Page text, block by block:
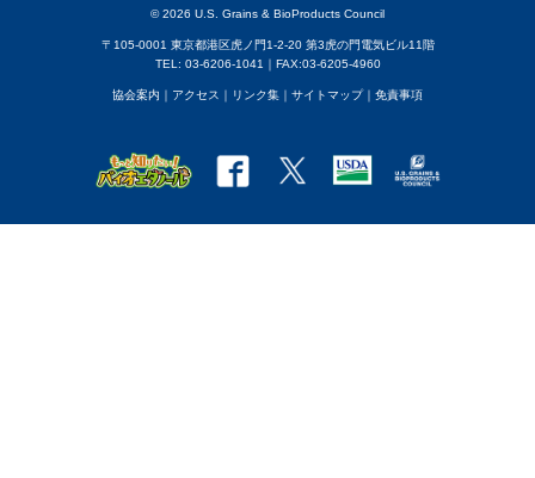
© 2026 U.S. Grains & BioProducts Council
〒105-0001 東京都港区虎ノ門1-2-20 第3虎の門電気ビル11階
TEL: 03-6206-1041｜FAX:03-6205-4960
協会案内 ｜アクセス ｜ リンク集 ｜ サイトマップ｜ 免責事項